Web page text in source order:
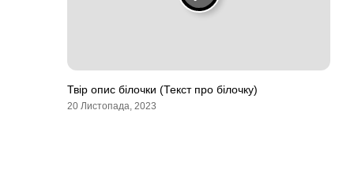
Твір опис білочки (Текст про білочку)
20 Листопада, 2023